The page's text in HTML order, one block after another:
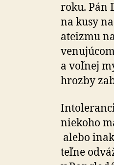
roku. Pán
na kusy
ateizmu
a voľ­nej
hrozby
niekoho
alebo
teľne